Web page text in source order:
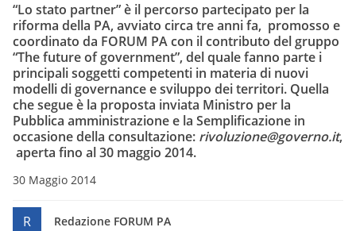
“Lo stato partner” è il percorso partecipato per la
riforma della PA, avviato circa tre anni fa, promosso e
coordinato da FORUM PA con il contributo del gruppo
“The future of government”, del quale fanno parte i
principali soggetti competenti in materia di nuovi
modelli di governance e sviluppo dei territori. Quella
che segue è la proposta inviata Ministro per la
Pubblica amministrazione e la Semplificazione in
occasione della consultazione: rivoluzione@governo.it,
aperta fino al 30 maggio 2014.
30 Maggio 2014
R Redazione FORUM PA